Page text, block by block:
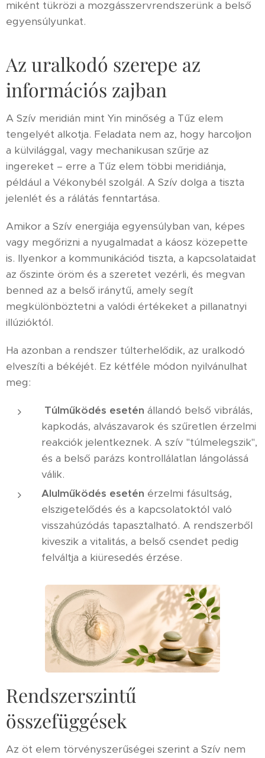
miként tükrözi a mozgásszervrendszerünk a belső
egyensúlyunkat.
Az uralkodó szerepe az
információs zajban
A Szív meridián mint Yin minőség a Tűz elem
tengelyét alkotja. Feladata nem az, hogy harcoljon
a külvilággal, vagy mechanikusan szűrje az
ingereket – erre a Tűz elem többi meridiánja,
például a Vékonybél szolgál. A Szív dolga a tiszta
jelenlét és a rálátás fenntartása.
Amikor a Szív energiája egyensúlyban van, képes
vagy megőrizni a nyugalmadat a káosz közepette
is. Ilyenkor a kommunikációd tiszta, a kapcsolataidat
az őszinte öröm és a szeretet vezérli, és megvan
benned az a belső iránytű, amely segít
megkülönböztetni a valódi értékeket a pillanatnyi
illúzióktól.
Ha azonban a rendszer túlterhelődik, az uralkodó
elveszíti a békéjét. Ez kétféle módon nyilvánulhat
meg:
Túlműködés esetén állandó belső vibrálás,
kapkodás, alvászavarok és szűretlen érzelmi
reakciók jelentkeznek. A szív "túlmelegszik",
és a belső parázs kontrollálatlan lángolássá
válik.
Alulműködés esetén érzelmi fásultság,
elszigetelődés és a kapcsolatoktól való
visszahúzódás tapasztalható. A rendszerből
kiveszik a vitalitás, a belső csendet pedig
felváltja a kiüresedés érzése.
Rendszerszintű
összefüggések
Az öt elem törvényszerűségei szerint a Szív nem